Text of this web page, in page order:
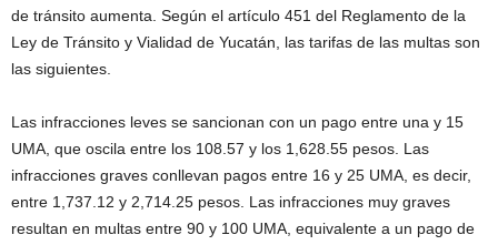
de tránsito aumenta. Según el artículo 451 del Reglamento de la
Ley de Tránsito y Vialidad de Yucatán, las tarifas de las multas son
las siguientes.
Las infracciones leves se sancionan con un pago entre una y 15
UMA, que oscila entre los 108.57 y los 1,628.55 pesos. Las
infracciones graves conllevan pagos entre 16 y 25 UMA, es decir,
entre 1,737.12 y 2,714.25 pesos. Las infracciones muy graves
resultan en multas entre 90 y 100 UMA, equivalente a un pago de